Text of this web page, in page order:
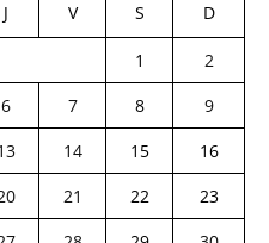
J V S D
1
2
6 7 8
9
14 15
16
21 22
23